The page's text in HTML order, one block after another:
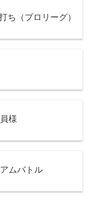
ち（プロリーグ）
様
ムバトル